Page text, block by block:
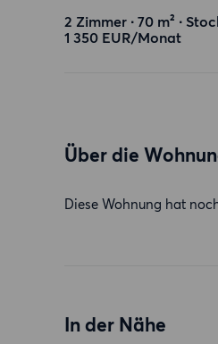
2 Zimmer ∙ 70 m² ∙
1 350 EUR/Monat
Über die
Diese Wohnung hat
In der Nähe